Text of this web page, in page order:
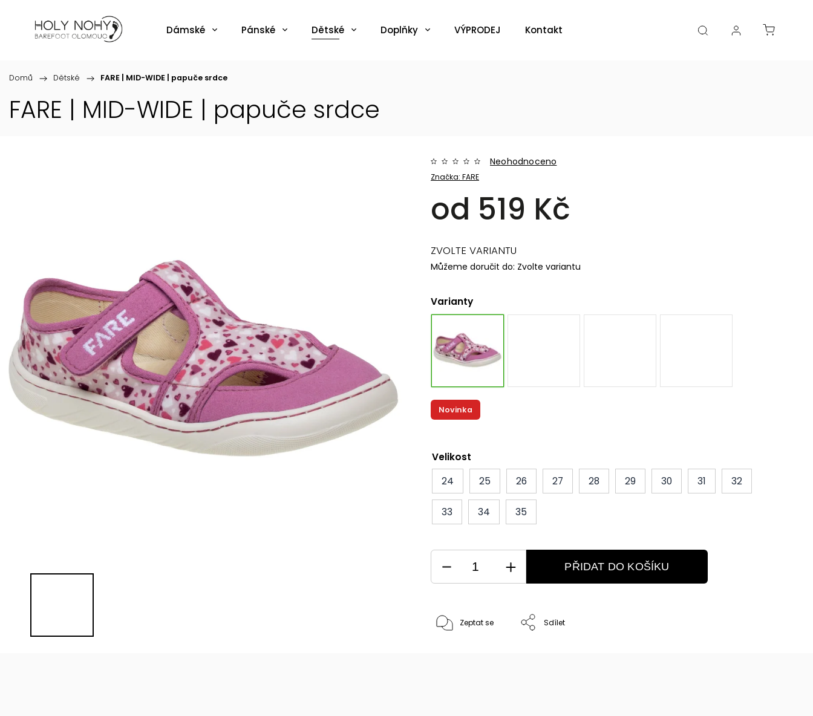
Dámské Pánské Dětské Doplňky VÝPRODEJ Kontakty
Domů / Dětské / FARE | MID-WIDE | papuče srdce
FARE | MID-WIDE | papuče srdce
Značka:FARE
Neohodnoceno
Varianty
od 519 Kč
Novinka
ZVOLTE VARIANTU
Můžeme doručit do: Zvolte variantu
Velikost
24
25 26 27 28 29 30 31 32
33 34 35
PŘIDAT DO KOŠÍKU
Zeptat se Sdílet